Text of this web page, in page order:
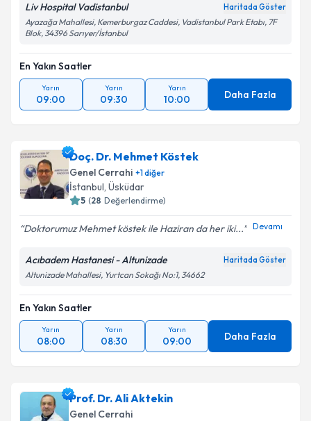
Liv Hospital Vadistanbul Haritada Göster
Ayazağa Mahallesi, Kemerburgaz Caddesi, Vadistanbul Park Etabı, 7F
Blok, 34396 Sarıyer/İstanbul
En Yakın Saatler
Yarın
09:00
Yarın
09:30
Yarın
10:00 Daha Fazla
Doç. Dr. Mehmet Köstek
Genel Cerrahi +1diğer
İstanbul, Üsküdar
5 (28 Değerlendirme)
Doktorumuz Mehmet köstek ile Haziran da her iki... Devamı
Acıbadem Hastanesi - Altunizade Haritada Göster
Altunizade Mahallesi, Yurtcan Sokağı No:1, 34662
En Yakın Saatler
Yarın
08:00
Yarın
08:30
Yarın
09:00 Daha Fazla
Prof. Dr. Ali Aktekin
Genel Cerrahi